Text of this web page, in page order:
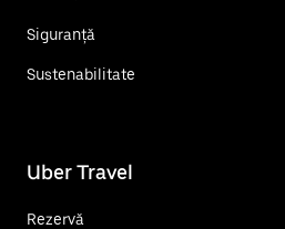
Siguranță
Sustenabilitate
Uber Travel
Rezervă